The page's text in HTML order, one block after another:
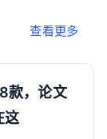
查看更多
款，论文
这